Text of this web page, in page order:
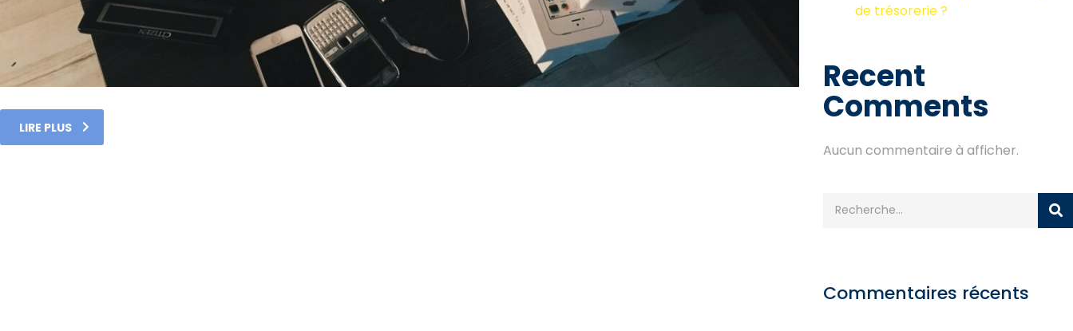
LIRE PLUS
de trésorerie ?
Recent
Comments
Aucun commentaire à afficher.
Commentaires récents